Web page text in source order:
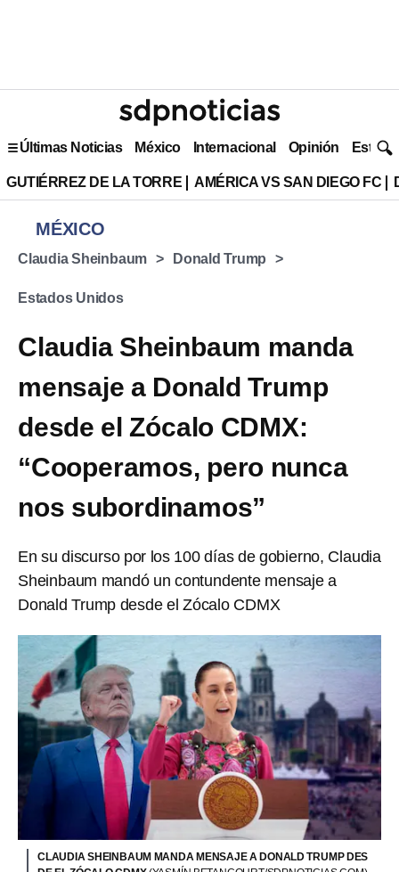
Últimas Noticias México Internacional Opinión Estilo
GUTIÉRREZ DE LA TORRE AMÉRICA VS SAN DIEGO FC
MÉXICO
Claudia Sheinbaum Donald Trump
Estados Unidos
Claudia Sheinbaum manda
mensaje a Donald Trump
desde el Zócalo CDMX:
“Cooperamos, pero nunca
nos subordinamos”
En su discurso por los 100 días de gobierno, Claudia
Sheinbaum mandó un contundente mensaje a
Donald Trump desde el Zócalo CDMX
CLAUDIA SHEINBAUM MANDA MENSAJE A DONALD TRUMP DES